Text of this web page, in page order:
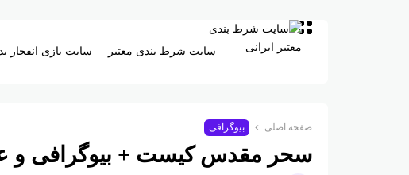
سایت شرط بندی معتبر سایت بازی انفجار
صفحه اصلی بیوگرافی
سحر مقدس کیست + بیوگرافی